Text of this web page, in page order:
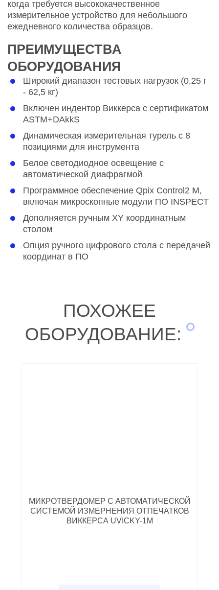
когда требуется высококачественное
измерительное устройство для небольшого
ежедневного количества образцов.
ПРЕИМУЩЕСТВА
ОБОРУДОВАНИЯ
Широкий диапазон тестовых нагрузок (0,25 г
- 62,5 кг)
Включен индентор Виккерса с сертификатом
ASTM+DAkkS
Динамическая измерительная турель с 8
позициями для инструмента
Белое светодиодное освещение с
автоматической диафрагмой
Программное обеспечение Qpix Control2 M,
включая микроскопные модули ПО INSPECT
Дополняется ручным XY координатным
столом
Опция ручного цифрового стола с передачей
координат в ПО
ПОХОЖЕЕ
ОБОРУДОВАНИЕ:
МИКРОТВЕРДОМЕР С АВТОМАТИЧЕСКОЙ
СИСТЕМОЙ ИЗМЕРНЕНИЯ ОТПЕЧАТКОВ
ВИККЕРСА UVICKY-1M